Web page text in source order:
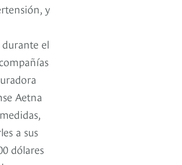
y
el
Aetna
a sus
dólares